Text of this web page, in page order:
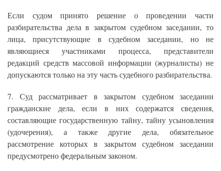
Если судом принято решение о проведении части
разбирательства дела в закрытом судебном заседании, то
лица, присутствующие в судебном заседании, но не
являющиеся участниками процесса, представители
редакций средств массовой информации (журналисты) не
допускаются только на эту часть судебного разбирательства.
7. Суд рассматривает в закрытом судебном заседании
гражданские дела, если в них содержатся сведения,
составляющие государственную тайну, тайну усыновления
(удочерения), а также другие дела, обязательное
рассмотрение которых в закрытом судебном заседании
предусмотрено федеральным законом.